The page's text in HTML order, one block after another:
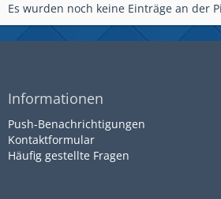
Es wurden noch keine Einträge an der
Informationen
Push-Benachrichtigungen
Kontaktformular
Häufig gestellte Fragen